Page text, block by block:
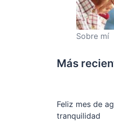
Sobre mí
Más
Feliz mes de
tranquilidad